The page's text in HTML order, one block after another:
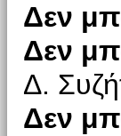
Δεν
Δεν
Δ.
Δεν